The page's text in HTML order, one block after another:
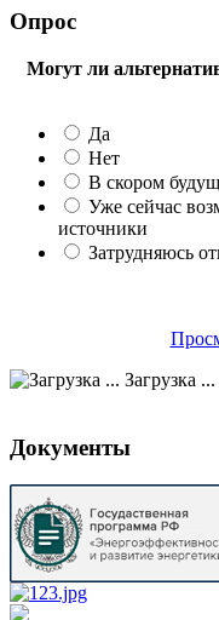
Опрос
Могут ли
Да
Нет
В скором
Уже сейчас
источники
Затрудняюсь
Загрузка ...
Документы